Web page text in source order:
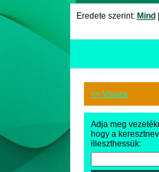
Eredete szerint: Mind
<< Vissza
Adja meg
hogy a
illeszthessük: